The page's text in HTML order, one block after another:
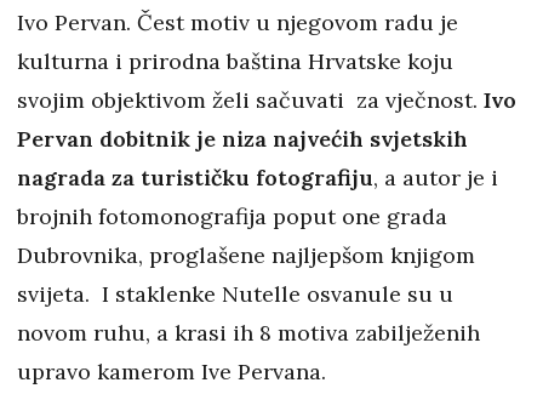
Ivo Pervan. Čest motiv u njegovom radu je
kulturna i prirodna baština Hrvatske koju
svojim objektivom želi sačuvati za vječnost. Ivo
Pervan dobitnik je niza najvećih svjetskih
nagrada za turističku fotografiju, a autor je i
brojnih fotomonografija poput one grada
Dubrovnika, proglašene najljepšom knjigom
svijeta. I staklenke Nutelle osvanule su u
novom ruhu, a krasi ih 8 motiva zabilježenih
upravo kamerom Ive Pervana.